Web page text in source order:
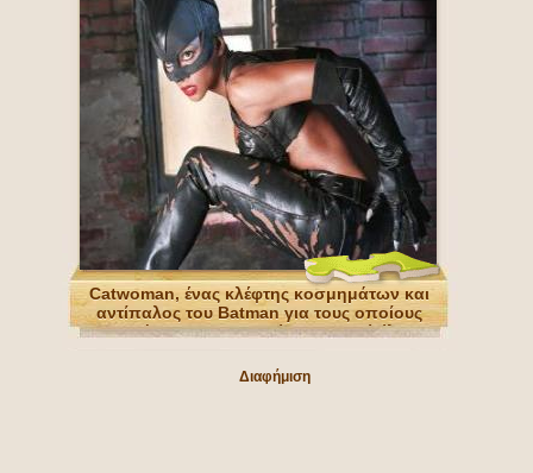
Catwoman, ένας κλέφτης κοσμημάτων και
αντίπαλος του Batman για τους οποίους
αισθάνεται μια ισχυρή ρομαντική έλξη
Διαφήμιση